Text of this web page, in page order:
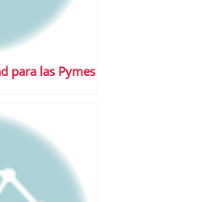
para las Pymes